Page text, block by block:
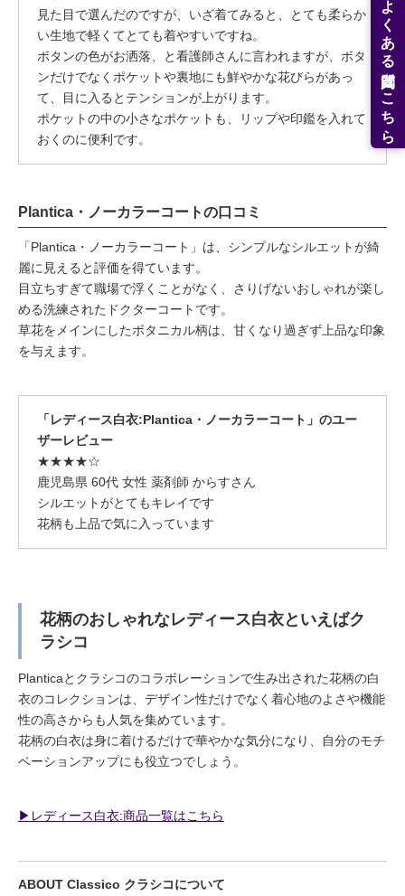
よくある質問はこちら
見た目で選んだのですが、いざ着てみると、とても柔らか
い生地で軽くてとても着やすいですね。
ボタンの色がお洒落、と看護師さんに言われますが、ボタ
ンだけでなくポケットや裏地にも鮮やかな花びらがあっ
て、目に入るとテンションが上がります。
ポケットの中の小さなポケットも、リップや印鑑を入れて
おくのに便利です。
Plantica・ノーカラーコートの口コミ
「Plantica・ノーカラーコート」は、シンプルなシルエットが綺
麗に見えると評価を得ています。
目立ちすぎて職場で浮くことがなく、さりげないおしゃれが楽し
める洗練されたドクターコートです。
草花をメインにしたボタニカル柄は、甘くなり過ぎず上品な印象
を与えます。
「レディース白衣:Plantica・ノーカラーコート」のユー
ザーレビュー
★★★★☆
鹿児島県 60代 女性 薬剤師 からすさん
シルエットがとてもキレイです
花柄も上品で気に入っています
花柄のおしゃれなレディース白衣といえばク
ラシコ
Planticaとクラシコのコラボレーションで生み出された花柄の白
衣のコレクションは、デザイン性だけでなく着心地のよさや機能
性の高さからも人気を集めています。
花柄の白衣は身に着けるだけで華やかな気分になり、自分のモチ
ベーションアップにも役立つでしょう。
▶︎レディース白衣:商品一覧はこちら
ABOUT Classico クラシコについて